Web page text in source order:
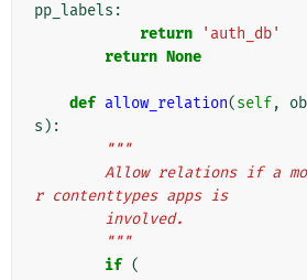
pp_labels :
return
'auth_db'
return None
def allow_relation(self,
s ):
"""
r contenttypes apps is
        involved.
        """
if (